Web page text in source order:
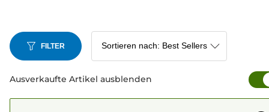
FILTER
Ausverkaufte Artikel ausblenden